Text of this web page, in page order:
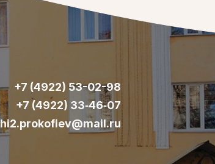
+7 (4922) 53-02-98
+7 (4922) 33‑46‑07